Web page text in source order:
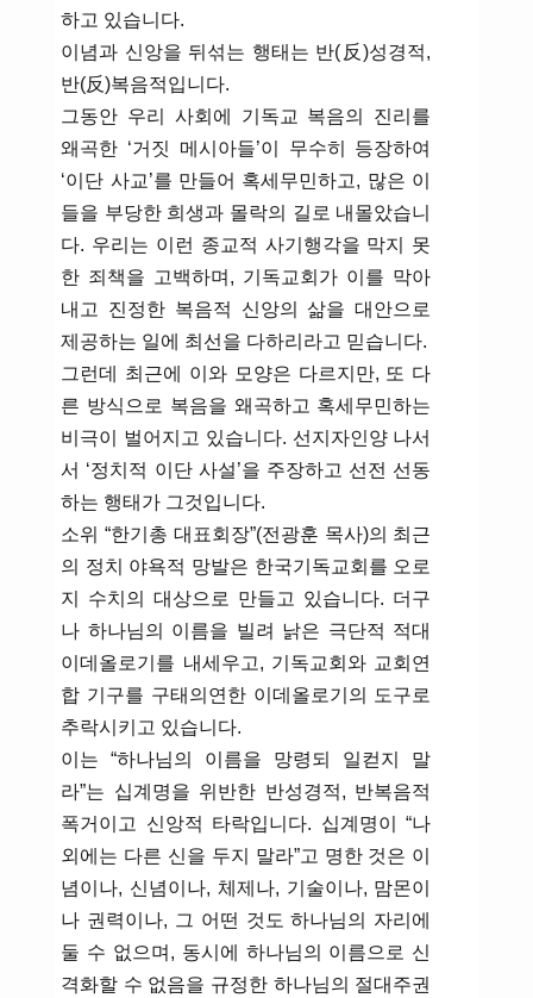
하고 있습니다.
이념과 신앙을 뒤섞는 행태는 반(反)성경적,
반(反)복음적입니다.
그동안 우리 사회에 기독교 복음의 진리를
왜곡한 ‘거짓 메시아들’이 무수히 등장하여
‘이단 사교’를 만들어 혹세무민하고, 많은 이
들을 부당한 희생과 몰락의 길로 내몰았습니
다. 우리는 이런 종교적 사기행각을 막지 못
한 죄책을 고백하며, 기독교회가 이를 막아
내고 진정한 복음적 신앙의 삶을 대안으로
제공하는 일에 최선을 다하리라고 믿습니다.
그런데 최근에 이와 모양은 다르지만, 또 다
른 방식으로 복음을 왜곡하고 혹세무민하는
비극이 벌어지고 있습니다. 선지자인양 나서
서 ‘정치적 이단 사설’을 주장하고 선전 선동
하는 행태가 그것입니다.
소위 “한기총 대표회장”(전광훈 목사)의 최근
의 정치 야욕적 망발은 한국기독교회를 오로
지 수치의 대상으로 만들고 있습니다. 더구
나 하나님의 이름을 빌려 낡은 극단적 적대
이데올로기를 내세우고, 기독교회와 교회연
합 기구를 구태의연한 이데올로기의 도구로
추락시키고 있습니다.
이는 “하나님의 이름을 망령되 일컫지 말
라”는 십계명을 위반한 반성경적, 반복음적
폭거이고 신앙적 타락입니다. 십계명이 “나
외에는 다른 신을 두지 말라”고 명한 것은 이
념이나, 신념이나, 체제나, 기술이나, 맘몬이
나 권력이나, 그 어떤 것도 하나님의 자리에
둘 수 없으며, 동시에 하나님의 이름으로 신
격화할 수 없음을 규정한 하나님의 절대주권